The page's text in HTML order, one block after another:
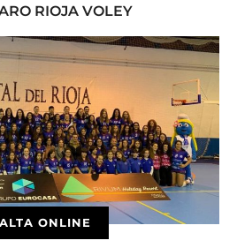
RIOJA VOLEY
ALTA ONLINE